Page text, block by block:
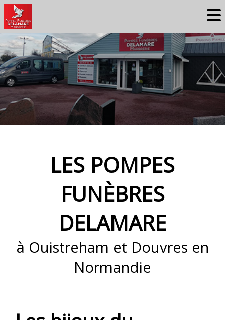
LES POMPES
FUNÈBRES
DELAMARE
à Ouistreham et Douvres en
Normandie